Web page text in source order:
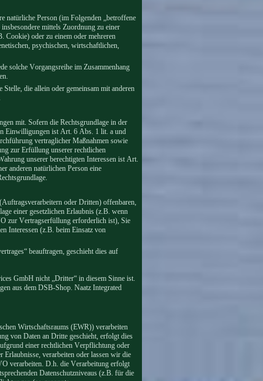
natürliche Person (im Folgenden „betroffene
mittels Zuordnung zu einer
Cookie) oder zu einem oder mehreren
psychischen, wirtschaftlichen,
solche Vorgangsreihe im Zusammenhang
die allein oder gemeinsam mit anderen
mit. Sofern die Rechtsgrundlage in der
Einwilligungen ist Art. 6 Abs. 1 lit. a und
vertraglicher Maßnahmen sowie
zur Erfüllung unserer rechtlichen
unserer berechtigten Interessen ist Art.
anderen natürlichen Person eine
oder Dritten) offenbaren,
einer gesetzlichen Erlaubnis (z.B. wenn
zur Vertragserfüllung erforderlich ist), Sie
Interessen (z.B. beim Einsatz von
beauftragen, geschieht dies auf
GmbH nicht „Dritter“ in diesem Sinne ist.
aus dem DSB-Shop. Naatz Integrated
Wirtschaftsraums (EWR)) verarbeiten
von Daten an Dritte geschieht, erfolgt dies
einer rechtlichen Verpflichtung oder
Erlaubnisse, verarbeiten oder lassen wir die
verarbeiten. D.h. die Verarbeitung erfolgt
Datenschutzniveaus (z.B. für die